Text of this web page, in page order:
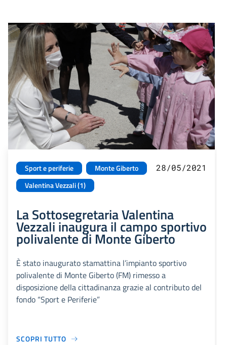
Sport e periferie
Monte Giberto
Valentina Vezzali (1)
28/05/2021
La Sottosegretaria Valentina
Vezzali inaugura il campo sportivo
polivalente di Monte Giberto
È stato inaugurato stamattina l’impianto sportivo
polivalente di Monte Giberto (FM) rimesso a
disposizione della cittadinanza grazie al contributo del
fondo “Sport e Periferie”
SCOPRI TUTTO